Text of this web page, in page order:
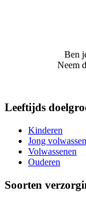
Ben
Neem
Leeftijds
Kinderen
Jong
Volwassenen
Ouderen
Soorten